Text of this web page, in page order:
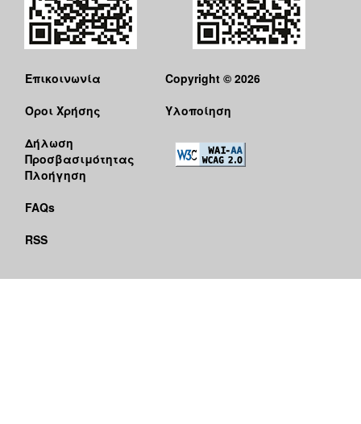
Επικοινωνία
Όροι Χρήσης
Δήλωση
Προσβασιμότητας
Πλοήγηση
FAQs
RSS
Copyright © 2026
Υλοποίηση